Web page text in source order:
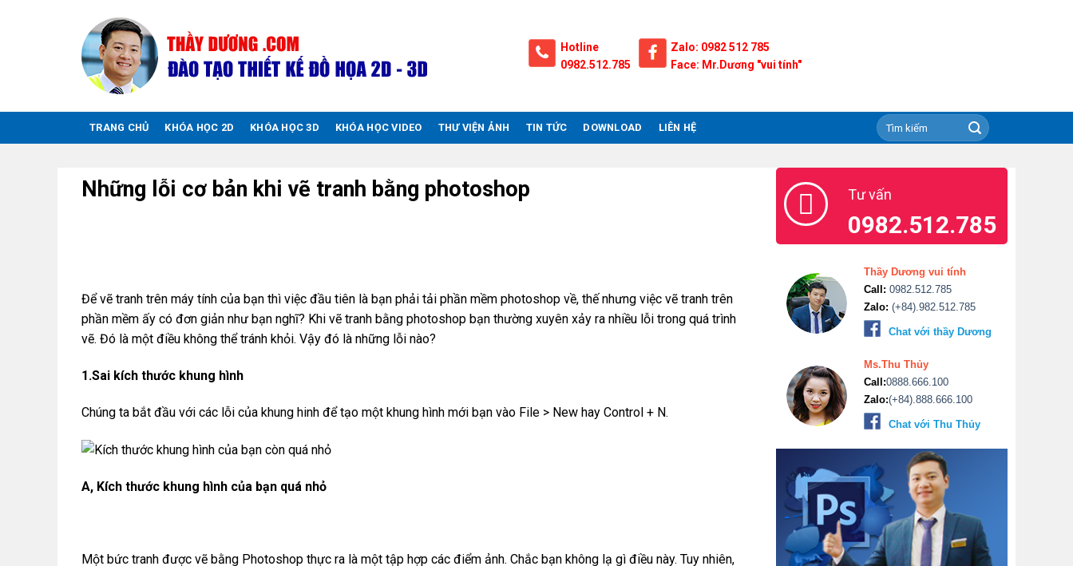
Hotline
0982.512.785
Zalo: 0982 512 785
Face: Mr.Dương "vui tính"
TRANG CHỦ KHÓA HỌC 2D KHÓA HỌC 3D KHÓA HỌC VIDEO THƯ VIỆN ẢNH TIN TỨC DOWNLOAD LIÊN HỆ
Những lỗi cơ bản khi vẽ tranh bằng photoshop
Để vẽ tranh trên máy tính của bạn thì việc đầu tiên là bạn phải tải phần mềm photoshop về, thế nhưng việc vẽ tranh trên
phần mềm ấy có đơn giản như bạn nghĩ? Khi vẽ tranh bằng photoshop bạn thường xuyên xảy ra nhiều lỗi trong quá trình
vẽ. Đó là một điều không thể tránh khỏi. Vậy đó là những lỗi nào?
1.Sai kích thước khung hình
Chúng ta bắt đầu với các lỗi của khung hinh để tạo một khung hình mới bạn vào File > New hay Control + N.
A, Kích thước khung hình của bạn quá nhỏ
Một bức tranh được vẽ bằng Photoshop thực ra là một tập hợp các điểm ảnh. Chắc bạn không lạ gì điều này. Tuy nhiên,
Tư vấn
0982.512.785
Thầy Dương vui tính
Call: 0982.512.785
Zalo: (+84).982.512.785
Chat với thầy Dương
Ms.Thu Thủy
Call:0888.666.100
Zalo:(+84).888.666.100
Chat với Thu Thủy